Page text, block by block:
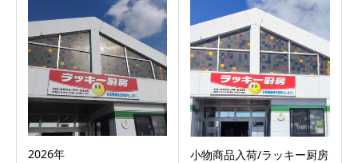
2026年 小物商品入荷/ラッキー厨房